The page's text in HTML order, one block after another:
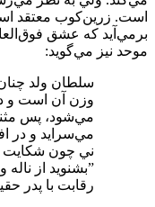
است. زرين‌كوب معتقد
برمي‌آيد كه عشق
موحد نيز مي‌گويد:
سلطان ولد
وزن آن است و
مي‌شود، پس
مي‌سرايد و در
ني چون شكايت
”بشنويد از
رقابت با پدر